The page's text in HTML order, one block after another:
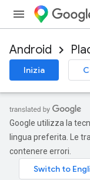
Android
Inizia
Google utilizza la
lingua preferita. Le
contenere errori.